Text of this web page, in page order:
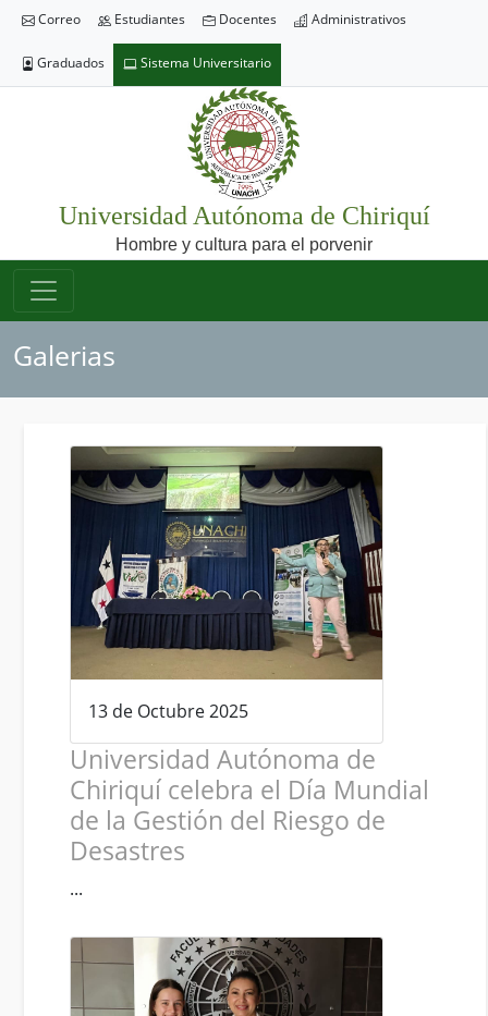
Correo Estudiantes Docentes Administrativos
Graduados Sistema Universitario
Universidad Autónoma de Chiriquí
Hombre y cultura para el porvenir
Galerias
13 de Octubre 2025
Universidad Autónoma de
Chiriquí celebra el Día Mundial
de la Gestión del Riesgo de
Desastres
...